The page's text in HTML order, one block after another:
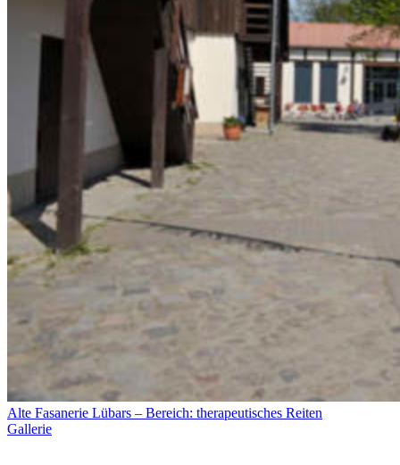
Alte Fasanerie Lübars – Bereich: therapeutisches Reiten
Gallerie